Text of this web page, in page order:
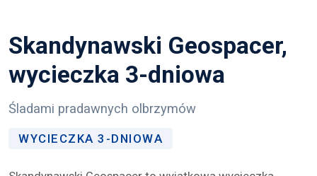
Skandynawski Geospacer,
wycieczka 3-dniowa
Śladami pradawnych olbrzymów
WYCIECZKA 3-DNIOWA